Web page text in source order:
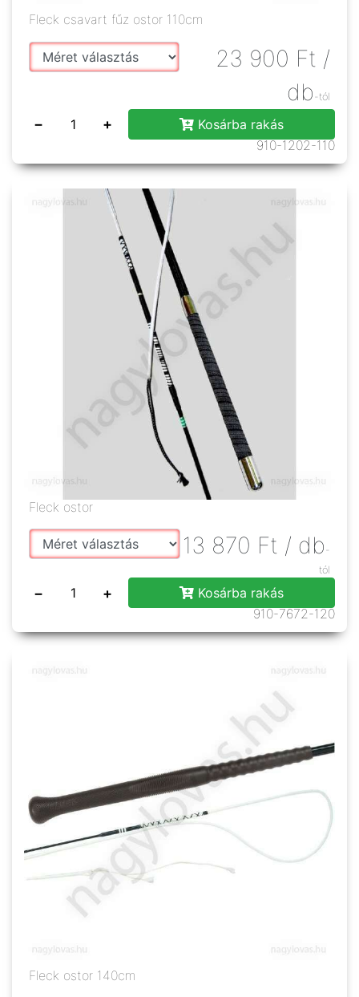
Fleck csavart fűz ostor 110cm
23 900 Ft /
db -tól
− +
Kosárba rakás
910-1202-110
Fleck ostor
13 870 Ft / db -
tól
− +
Kosárba rakás
910-7672-120
Fleck ostor 140cm